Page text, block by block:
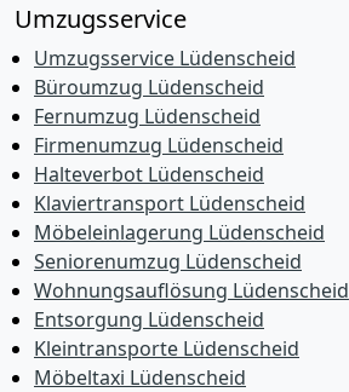
Umzugsservice
Umzugsservice Lüdenscheid
Büroumzug Lüdenscheid
Fernumzug Lüdenscheid
Firmenumzug Lüdenscheid
Halteverbot Lüdenscheid
Klaviertransport Lüdenscheid
Möbeleinlagerung Lüdenscheid
Seniorenumzug Lüdenscheid
Wohnungsauflösung Lüdenscheid
Entsorgung Lüdenscheid
Kleintransporte Lüdenscheid
Möbeltaxi Lüdenscheid